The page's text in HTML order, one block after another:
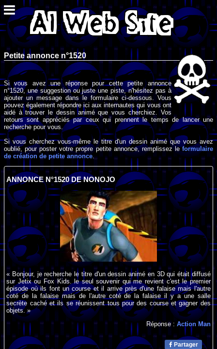
Petite annonce n°1520
Si vous avez une réponse pour cette petite annonce
n°1520, une suggestion ou juste une piste, n'hésitez pas à
ajouter un message dans le formulaire ci-dessous. Vous
pouvez également répondre ici aux internautes qui vous ont
aidé à trouver le dessin animé que vous cherchiez. Vos
retours sont appréciés par ceux qui prennent le temps de lancer une
recherche pour vous.
Si vous cherchez vous-même le titre d'un dessin animé que vous avez
oublié, pour poster votre propre petite annonce, remplissez leformulaire
de création de petite annonce .
ANNONCE N°1520 DE NONOJO
« Bonjour, je recherche le titre d'un dessin animé en 3D qui était diffusé
sur Jetix ou Fox Kids. le seul souvenir qui me revient c'est le premier
épisode où ils font un course et il arrive près d'une falaise mais l'autre
coté de la falaise mais de l'autre coté de la falaise il y a une salle
secrète caché et ils se réunissent tous pour des course et gagner des
objets. »
Réponse : Action Man
Partager